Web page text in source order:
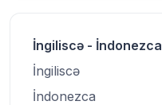
İngiliscə - İndonezca
İngiliscə
İndonezca